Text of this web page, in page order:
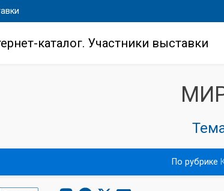
каталог. Участники выставки
По рубрике